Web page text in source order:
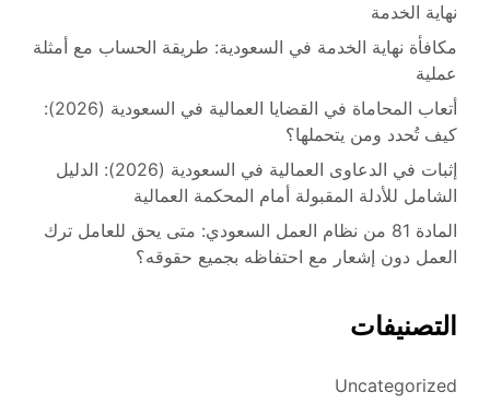
نهاية الخدمة
مكافأة نهاية الخدمة في السعودية: طريقة الحساب مع أمثلة
عملية
أتعاب المحاماة في القضايا العمالية في السعودية (2026):
كيف تُحدد ومن يتحملها؟
إثبات في الدعاوى العمالية في السعودية (2026): الدليل
الشامل للأدلة المقبولة أمام المحكمة العمالية
المادة 81 من نظام العمل السعودي: متى يحق للعامل ترك
العمل دون إشعار مع احتفاظه بجميع حقوقه؟
التصنيفات
Uncategorized